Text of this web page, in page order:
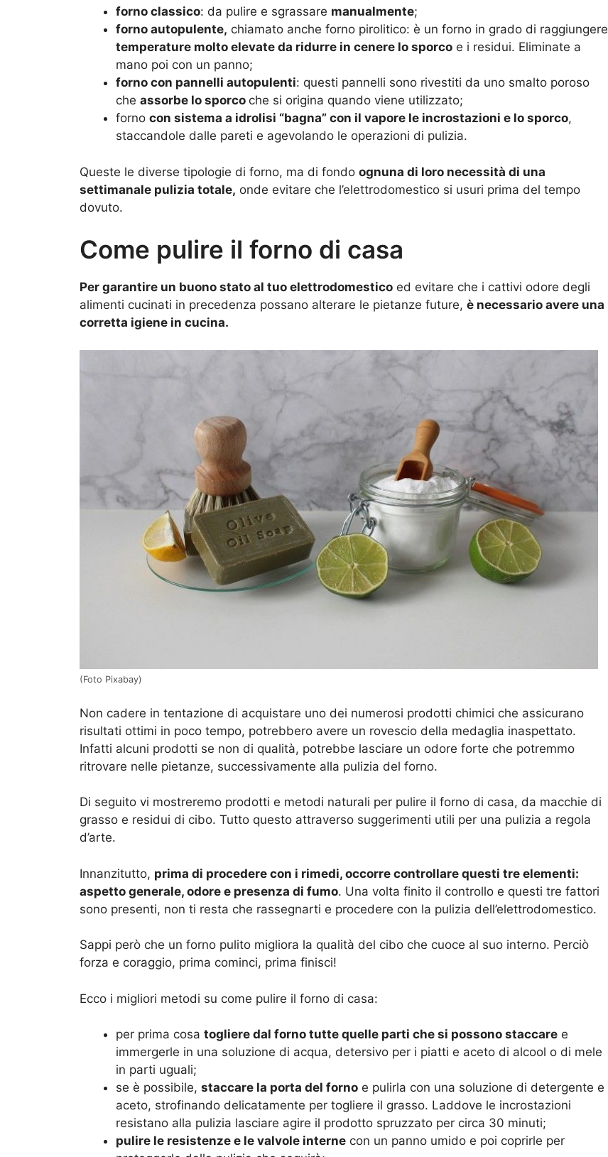
forno classico: da pulire e sgrassare manualmente;
forno autopulente, chiamato anche forno pirolitico: è un forno in grado di raggiungere
temperature molto elevate da ridurre in cenere lo sporco e i residui. Eliminate a
mano poi con un panno;
forno con pannelli autopulenti: questi pannelli sono rivestiti da uno smalto poroso
che assorbe lo sporco che si origina quando viene utilizzato;
forno con sistema a idrolisi “bagna” con il vapore le incrostazioni e lo sporco,
staccandole dalle pareti e agevolando le operazioni di pulizia.
Queste le diverse tipologie di forno, ma di fondo ognuna di loro necessità di una
settimanale pulizia totale, onde evitare che l’elettrodomestico si usuri prima del tempo
dovuto.
Come pulire il forno di casa
Per garantire un buono stato al tuo elettrodomestico ed evitare che i cattivi odore degli
alimenti cucinati in precedenza possano alterare le pietanze future, è necessario avere una
corretta igiene in cucina.
(Foto Pixabay)
Non cadere in tentazione di acquistare uno dei numerosi prodotti chimici che assicurano
risultati ottimi in poco tempo, potrebbero avere un rovescio della medaglia inaspettato.
Infatti alcuni prodotti se non di qualità, potrebbe lasciare un odore forte che potremmo
ritrovare nelle pietanze, successivamente alla pulizia del forno.
Di seguito vi mostreremo prodotti e metodi naturali per pulire il forno di casa, da macchie di
grasso e residui di cibo. Tutto questo attraverso suggerimenti utili per una pulizia a regola
d’arte.
Innanzitutto, prima di procedere con i rimedi, occorre controllare questi tre elementi:
aspetto generale, odore e presenza di fumo. Una volta finito il controllo e questi tre fattori
sono presenti, non ti resta che rassegnarti e procedere con la pulizia dell’elettrodomestico.
Sappi però che un forno pulito migliora la qualità del cibo che cuoce al suo interno. Perciò
forza e coraggio, prima cominci, prima finisci!
Ecco i migliori metodi su come pulire il forno di casa:
per prima cosa togliere dal forno tutte quelle parti che si possono staccare e
immergerle in una soluzione di acqua, detersivo per i piatti e aceto di alcool o di mele
in parti uguali;
se è possibile, staccare la porta del forno e pulirla con una soluzione di detergente e
aceto, strofinando delicatamente per togliere il grasso. Laddove le incrostazioni
resistano alla pulizia lasciare agire il prodotto spruzzato per circa 30 minuti;
pulire le resistenze e le valvole interne con un panno umido e poi coprirle per